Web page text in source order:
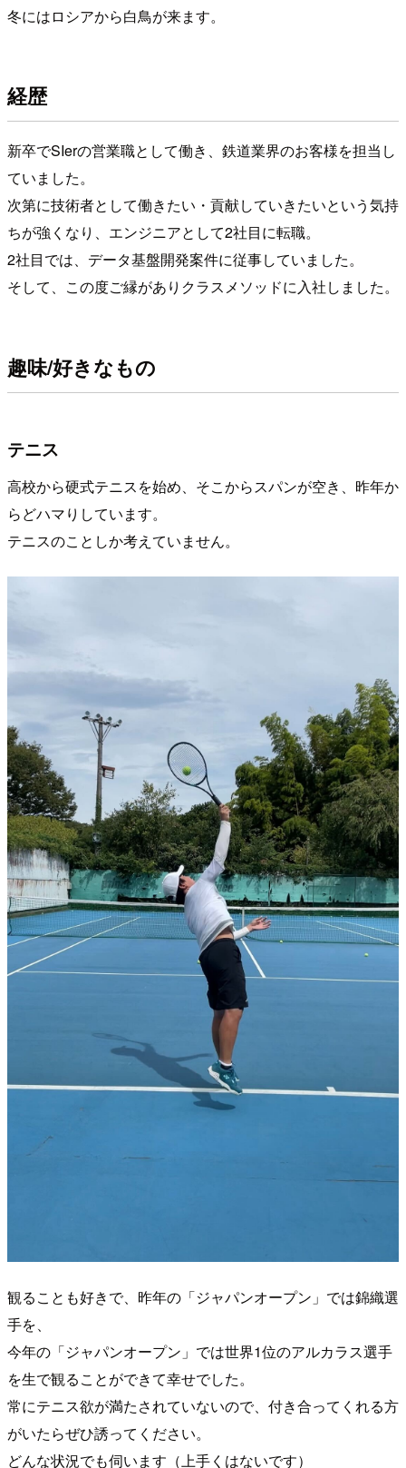
冬にはロシアから白鳥が来ます。
経歴
新卒でSIerの営業職として働き、鉄道業界のお客様を担当し
ていました。
次第に技術者として働きたい・貢献していきたいという気持
ちが強くなり、エンジニアとして2社目に転職。
2社目では、データ基盤開発案件に従事していました。
そして、この度ご縁がありクラスメソッドに入社しました。
趣味/好きなもの
テニス
高校から硬式テニスを始め、そこからスパンが空き、昨年か
らどハマりしています。
テニスのことしか考えていません。
観ることも好きで、昨年の「ジャパンオープン」では錦織選
手を、
今年の「ジャパンオープン」では世界1位のアルカラス選手
を生で観ることができて幸せでした。
常にテニス欲が満たされていないので、付き合ってくれる方
がいたらぜひ誘ってください。
どんな状況でも伺います（上手くはないです）